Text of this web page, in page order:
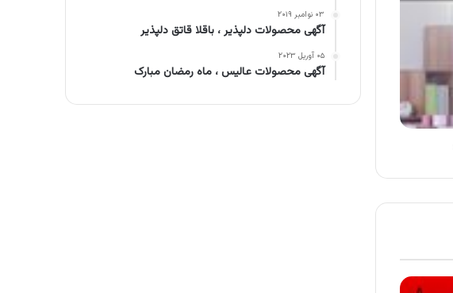
۰۳ نوامبر ۲۰۱۹
آگهی محصولات دلپذیر ، باقلا قاتق دلپذیر
۰۵ آوریل ۲۰۲۳
آگهی محصولات عالیس ، ماه رمضان مبارک